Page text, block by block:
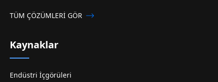
TÜM ÇÖZÜMLERİ GÖR
Kaynaklar
Endüstri İçgörüleri